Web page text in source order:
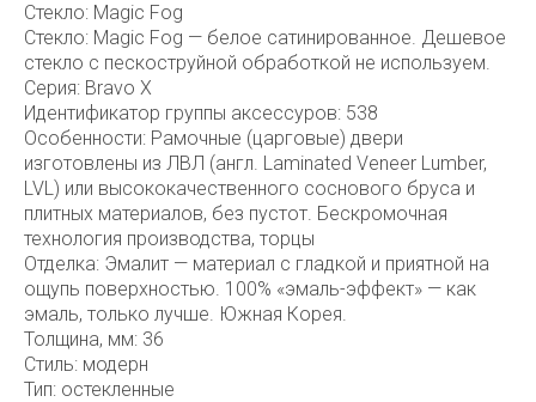
Стекло: Magic Fog
Стекло: Magic Fog — белое сатинированное. Дешевое
стекло с пескоструйной обработкой не используем.
Серия: Bravo X
Идентификатор группы аксессуров: 538
Особенности: Рамочные (царговые) двери
изготовлены из ЛВЛ (англ. Laminated Veneer Lumber,
LVL) или высококачественного соснового бруса и
плитных материалов, без пустот. Бескромочная
технология производства, торцы
Отделка: Эмалит — материал с гладкой и приятной на
ощупь поверхностью. 100% «эмаль-эффект» — как
эмаль, только лучше. Южная Корея.
Толщина, мм: 36
Стиль: модерн
Тип: остекленные